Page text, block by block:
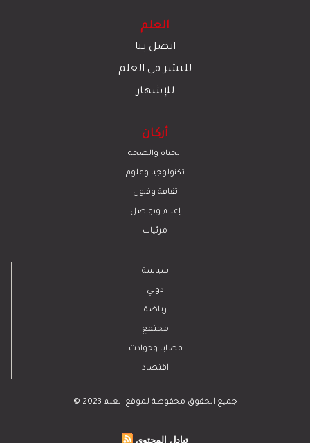
العلم
اتصل بنا
للنشر في العلم
للإشهار
أركان
الحياة والصحة
تكنولوجيا وعلوم
ﺛﻘﺎﻓﺔ وﻓﻧون
إعلام وتواصل
مرئيات
سياسة
دولي
رياضة
مجتمع
قضايا وحوادث
اقتصاد
© 2023 جميع الحقوق محفوظة لموقع العلم
تبادل المحتوى